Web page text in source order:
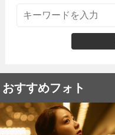
おすすめフォト